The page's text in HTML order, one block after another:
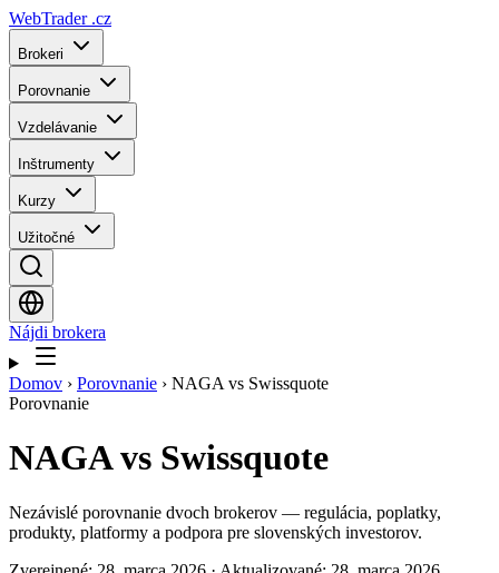
WebTrader .cz
Brokeri
Porovnanie
Vzdelávanie
Inštrumenty
Kurzy
Užitočné
Nájdi brokera
Domov › Porovnanie › NAGA vs Swissquote
Porovnanie
NAGA vs Swissquote
Nezávislé porovnanie dvoch brokerov — regulácia, poplatky,
produkty, platformy a podpora pre slovenských investorov.